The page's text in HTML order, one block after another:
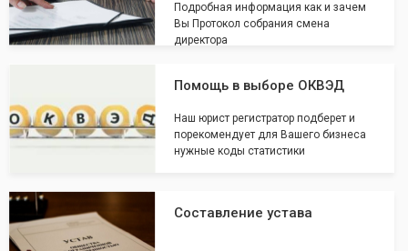
Подробная информация как и зачем
Вы Протокол собрания смена
директора
Помощь в выборе ОКВЭД
Наш юрист регистратор подберет и
порекомендует для Вашего бизнеса
нужные коды статистики
Составление устава